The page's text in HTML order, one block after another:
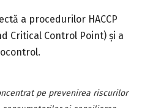
a procedurilor HACCP
Critical Control Point) şi a
pe prevenirea riscurilor